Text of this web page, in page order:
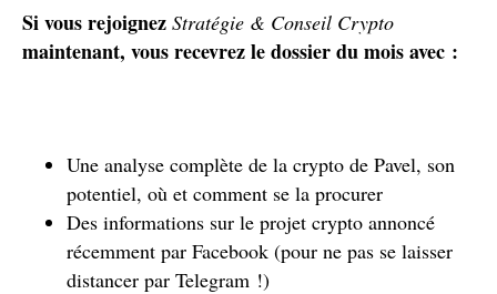
Si vous rejoignez Stratégie & Conseil Crypto
maintenant, vous recevrez le dossier du mois avec :
Une analyse complète de la crypto de Pavel, son
potentiel, où et comment se la procurer
Des informations sur le projet crypto annoncé
récemment par Facebook (pour ne pas se laisser
distancer par Telegram !)